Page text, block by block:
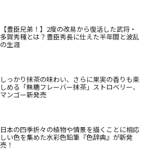
【豊臣兄弟！】2度の改易から復活した武将・
多賀秀種とは？豊臣秀長に仕えた半年間と波乱
の生涯
しっかり抹茶の味わい、さらに果実の香りも楽
しめる「無糖フレーバー抹茶」ストロベリー、
マンゴー新発売
日本の四季折々の植物や情景を描くことに相応
しい色を集めた水彩色鉛筆『色辞典』が新発
売！